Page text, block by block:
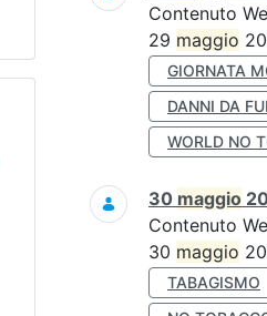
Contenuto
29 maggio
GIORNATA
DANNI DA
WORLD NO
30 maggio
Contenuto
30 maggio
TABAGISMO